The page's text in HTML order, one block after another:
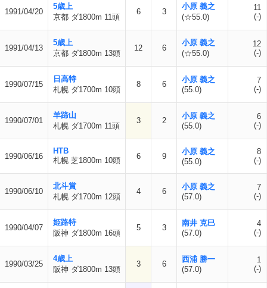
1991/04/20
5歳上
京都 ダ1800m 11頭
6 3
小原 義之
(☆55.0)
11
(-)
1991/04/13
5歳上
京都 ダ1800m 13頭
12 6
小原 義之
(☆55.0)
12
(-)
1990/07/15
日高特
札幌 ダ1700m 10頭
8 6
小原 義之
(55.0)
7
(-)
1990/07/01
羊蹄山
札幌 ダ1700m 11頭
3 2
小原 義之
(55.0)
6
(-)
1990/06/16
HTB
札幌 芝1800m 10頭
6 9
小原 義之
(55.0)
8
(-)
1990/06/10
北斗賞
札幌 ダ1700m 12頭
4 6
小原 義之
(57.0)
7
(-)
1990/04/07
姫路特
阪神 ダ1800m 16頭
5 3
南井 克巳
(57.0)
4
(-)
1990/03/25
4歳上
阪神 ダ1800m 13頭
3 6
西浦 勝一
(57.0)
1
(-)